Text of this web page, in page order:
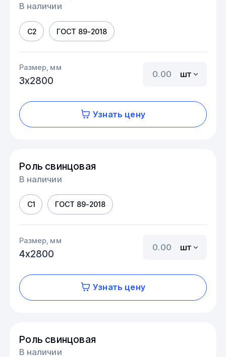
В наличии
С2 ГОСТ 89-2018
Размер, мм
3х2800
шт
Узнать цену
Роль свинцовая
В наличии
С1 ГОСТ 89-2018
Размер, мм
4х2800
шт
Узнать цену
Роль свинцовая
В наличии